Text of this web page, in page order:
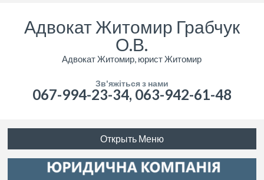
Адвокат Житомир Грабчук
О.В.
Адвокат Житомир, юрист Житомир
Зв'яжіться з нами
067-994-23-34, 063-942-61-48
Открыть Меню